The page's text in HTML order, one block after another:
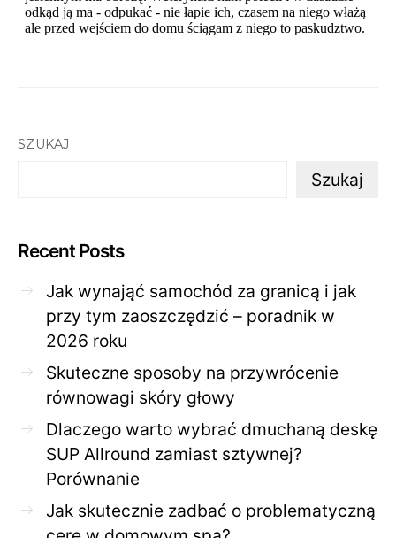
SZUKAJ
Szukaj
Recent Posts
Jak wynająć samochód za granicą i jak
przy tym zaoszczędzić – poradnik w
2026 roku
Skuteczne sposoby na przywrócenie
równowagi skóry głowy
Dlaczego warto wybrać dmuchaną deskę
SUP Allround zamiast sztywnej?
Porównanie
Jak skutecznie zadbać o problematyczną